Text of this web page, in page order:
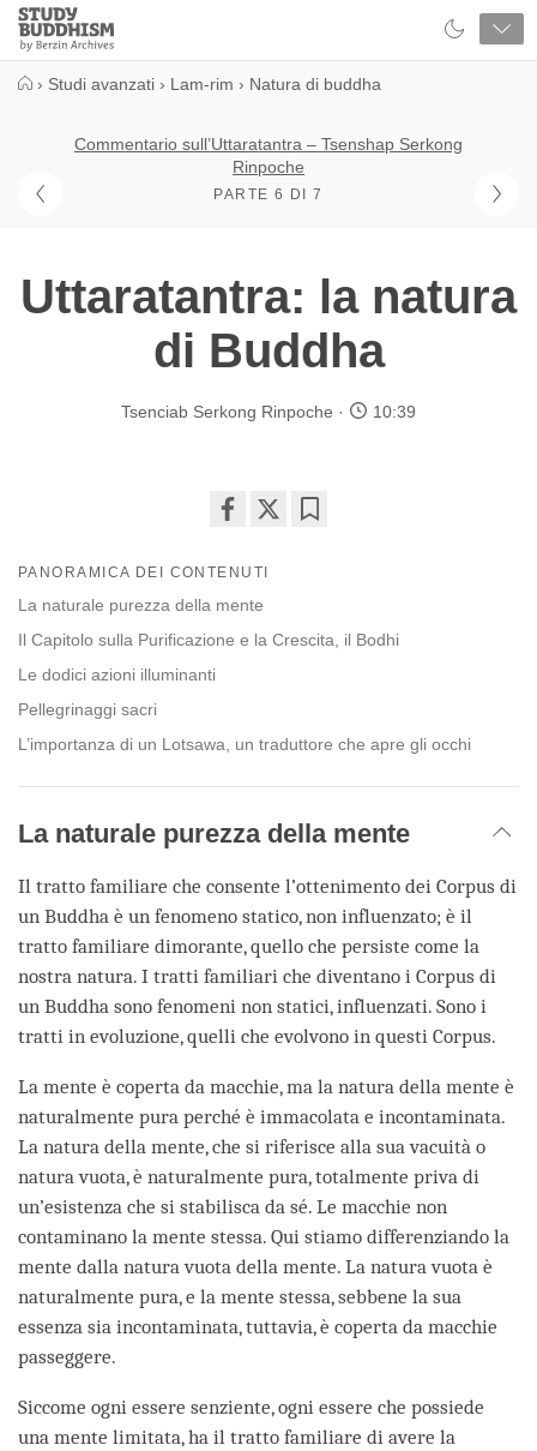
Close
Study
Buddhism
› Studi avanzati › Lam-rim › Natura di buddha
Commentario sull’Uttaratantra – Tsenshap Serkong
Rinpoche
PARTE 6 DI 7
Uttaratantra: la natura
di Buddha
Tsenciab Serkong Rinpoche 10:39
on
facebook
PANORAMICA DEI CONTENUTI
La naturale purezza della mente
Il Capitolo sulla Purificazione e la Crescita, il Bodhi
Le dodici azioni illuminanti
Pellegrinaggi sacri
L’importanza di un Lotsawa, un traduttore che apre gli occhi
La naturale purezza della mente
Il tratto familiare che consente l’ottenimento dei Corpus di
un Buddha è un fenomeno statico, non influenzato; è il
tratto familiare dimorante, quello che persiste come la
nostra natura. I tratti familiari che diventano i Corpus di
un Buddha sono fenomeni non statici, influenzati. Sono i
tratti in evoluzione, quelli che evolvono in questi Corpus.
La mente è coperta da macchie, ma la natura della mente è
naturalmente pura perché è immacolata e incontaminata.
La natura della mente, che si riferisce alla sua vacuità o
natura vuota, è naturalmente pura, totalmente priva di
un’esistenza che si stabilisca da sé. Le macchie non
contaminano la mente stessa. Qui stiamo differenziando la
mente dalla natura vuota della mente. La natura vuota è
naturalmente pura, e la mente stessa, sebbene la sua
essenza sia incontaminata, tuttavia, è coperta da macchie
passeggere.
Siccome ogni essere senziente, ogni essere che possiede
una mente limitata, ha il tratto familiare di avere la